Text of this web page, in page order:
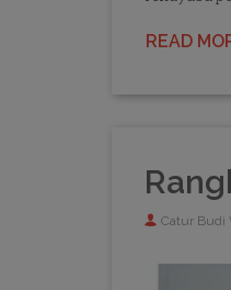
READ
Catur Budi